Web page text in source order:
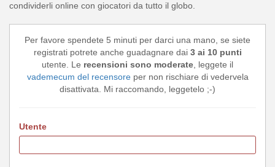
condividerli online con giocatori da tutto il globo.
Per favore spendete 5 minuti per darci una mano, se siete
registrati potrete anche guadagnare dai 3 ai 10 punti
utente. Le recensioni sono moderate, leggete il
vademecum del recensoreper non rischiare di vedervela
disattivata. Mi raccomando, leggetelo ;-)
Utente